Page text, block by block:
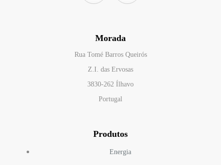
Morada
Rua Tomé Barros Queirós
Z.I. das Ervosas
3830-262 Ílhavo
Portugal
Produtos
Energia